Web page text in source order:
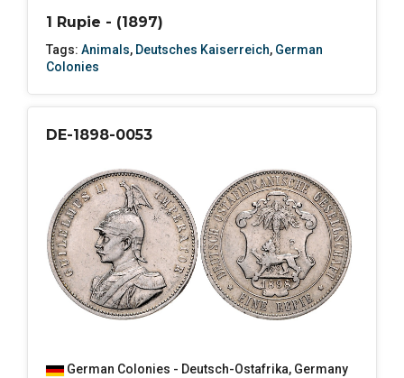
1 Rupie - (1897)
Tags: Animals, Deutsches Kaiserreich, German
Colonies
DE-1898-0053
German Colonies - Deutsch-Ostafrika, Germany